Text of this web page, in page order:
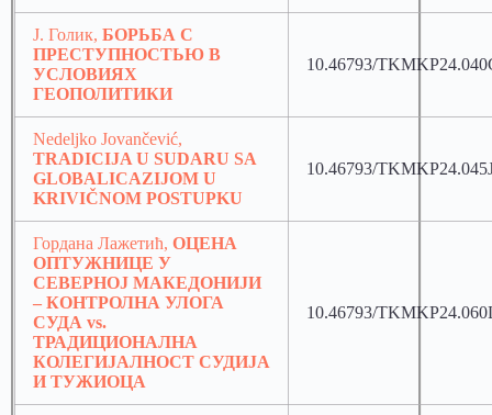
J. Голик, БОРЬБА С
ПРЕСТУПНОСТЬЮ В
УСЛОВИЯХ
ГЕОПОЛИТИКИ
10.46793/
Nedeljko Jovančević,
TRADICIJA U SUDARU SA
GLOBALICAZIJOM U
KRIVIČNOM POSTUPKU
10.46793/
Гордана Лажетић, ОЦЕНА
ОПТУЖНИЦЕ У
СЕВЕРНОЈ МАКЕДОНИЈИ
– КОНТРОЛНА УЛОГА
СУДА vs.
ТРАДИЦИОНАЛНA
КОЛЕГИЈАЛНОСТ СУДИЈА
И ТУЖИОЦА
10.46793/